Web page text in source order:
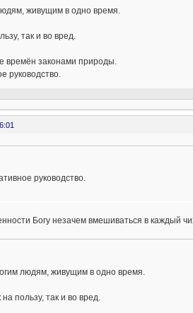
живущим в одно время.
так и во вред.
времён законами природы.
руководство.
руководство.
Богу незачем вмешиваться в каждый
людям, живущим в одно время.
пользу, так и во вред.